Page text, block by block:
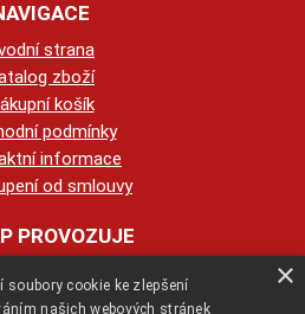
strana
zboží
košík
podmínky
informace
od smlouvy
PROVOZUJE
s.r.o.
×
cookie ke zlepšení
našich webových stránek